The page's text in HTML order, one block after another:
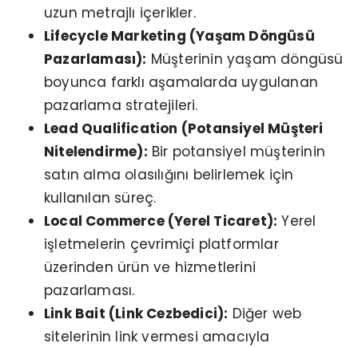
uzun metrajlı içerikler.
Lifecycle Marketing (Yaşam Döngüsü
Pazarlaması): Müşterinin yaşam döngüsü
boyunca farklı aşamalarda uygulanan
pazarlama stratejileri.
Lead Qualification (Potansiyel Müşteri
Nitelendirme): Bir potansiyel müşterinin
satın alma olasılığını belirlemek için
kullanılan süreç.
Local Commerce (Yerel Ticaret): Yerel
işletmelerin çevrimiçi platformlar
üzerinden ürün ve hizmetlerini
pazarlaması.
Link Bait (Link Cezbedici): Diğer web
sitelerinin link vermesi amacıyla